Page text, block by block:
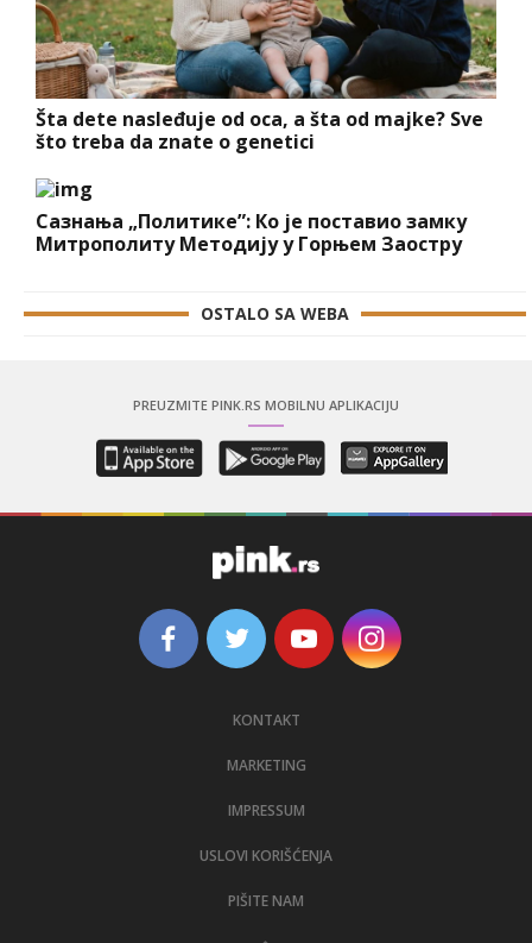
Šta dete nasleđuje od oca, a šta od majke? Sve
što treba da znate o genetici
Сазнања „Политике”: Ко је поставио замку
Митрополиту Методију у Горњем Заостру
OSTALO SA WEBA
PREUZMITE PINK.RS MOBILNU APLIKACIJU
KONTAKT
MARKETING
IMPRESSUM
USLOVI KORIŠĆENJA
PIŠITE NAM